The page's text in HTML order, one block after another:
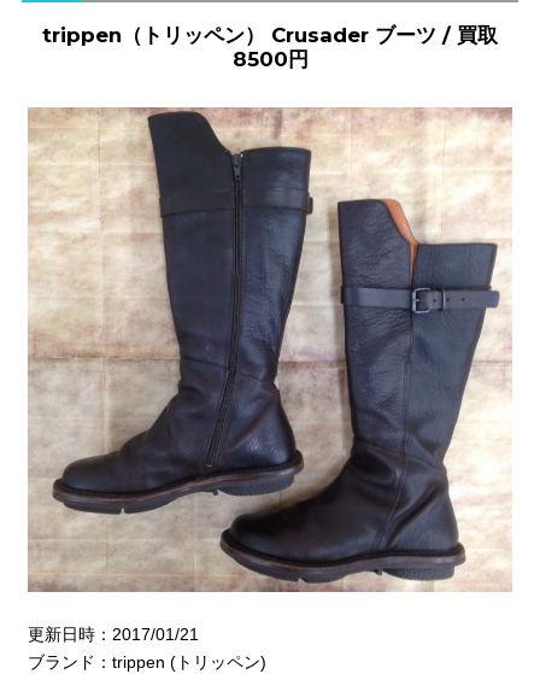
trippen（トリッペン） Crusader ブーツ / 買取
8500円
更新日時：2017/01/21
ブランド：trippen (トリッペン)